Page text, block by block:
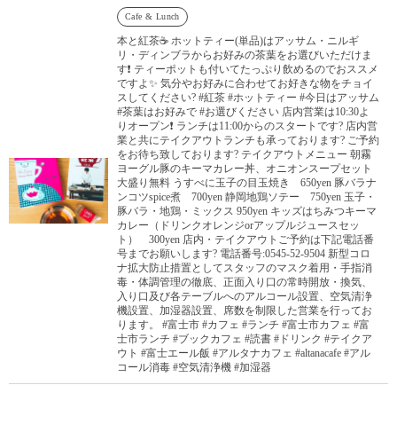
Cafe & Lunch
本と紅茶☕️ ホットティー(単品)はアッサム・ニルギ
リ・ディンブラからお好みの茶葉をお選びいただけま
す❗️ ティーポットも付いてたっぷり飲めるのでおススメ
ですよ✨ 気分やお好みに合わせてお好きな物をチョイ
スしてください? #紅茶 #ホットティー #今日はアッサム
#茶葉はお好みで #お選びください 店内営業は10:30よ
りオープン❗️ ランチは11:00からのスタートです? 店内営
業と共にテイクアウトランチも承っております? ご予約
をお待ち致しております? テイクアウトメニュー 朝霧
ヨーグル豚のキーマカレー丼、オニオンスープセット
大盛り無料 うすべに玉子の目玉焼き 650yen 豚バラナ
ンコツspice煮 700yen 静岡地鶏ソテー 750yen 玉子・
豚バラ・地鶏・ミックス 950yen キッズはちみつキーマ
カレー（ドリンクオレンジorアップルジュースセッ
ト） 300yen 店内・テイクアウトご予約は下記電話番
号までお願いします? 電話番号:0545-52-9504 新型コロ
ナ拡大防止措置としてスタッフのマスク着用・手指消
毒・体調管理の徹底、正面入り口の常時開放・換気、
入り口及び各テーブルへのアルコール設置、空気清浄
機設置、加湿器設置、席数を制限した営業を行ってお
ります。 #富士市 #カフェ #ランチ #富士市カフェ #富
士市ランチ #ブックカフェ #読書 #ドリンク #テイクア
ウト #富士エール飯 #アルタナカフェ #altanacafe #アル
コール消毒 #空気清浄機 #加湿器